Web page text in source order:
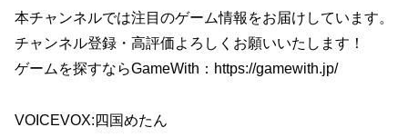
本チャンネルでは注目のゲーム情報をお届けしています。
チャンネル登録・高評価よろしくお願いいたします！
ゲームを探すならGameWith：https://gamewith.jp/
VOICEVOX:四国めたん